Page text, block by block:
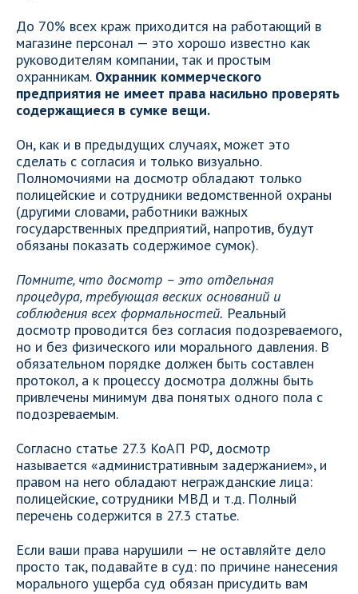
До 70% всех краж приходится на работающий в
магазине персонал — это хорошо известно как
руководителям компании, так и простым
охранникам. Охранник коммерческого
предприятия не имеет права насильно проверять
содержащиеся в сумке вещи.
Он, как и в предыдущих случаях, может это
сделать с согласия и только визуально.
Полномочиями на досмотр обладают только
полицейские и сотрудники ведомственной охраны
(другими словами, работники важных
государственных предприятий, напротив, будут
обязаны показать содержимое сумок).
Помните, что досмотр – это отдельная
процедура, требующая веских оснований и
соблюдения всех формальностей. Реальный
досмотр проводится без согласия подозреваемого,
но и без физического или морального давления. В
обязательном порядке должен быть составлен
протокол, а к процессу досмотра должны быть
привлечены минимум два понятых одного пола с
подозреваемым.
Согласно статье 27.3 КоАП РФ, досмотр
называется «административным задержанием», и
правом на него обладают негражданские лица:
полицейские, сотрудники МВД и т.д. Полный
перечень содержится в 27.3 статье.
Если ваши права нарушили — не оставляйте дело
просто так, подавайте в суд: по причине нанесения
морального ущерба суд обязан присудить вам